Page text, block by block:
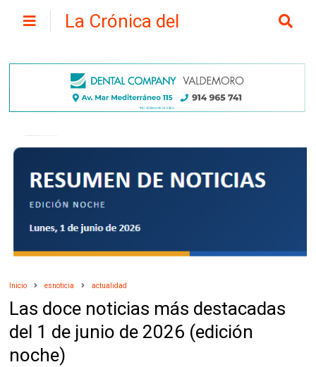
La Crónica del
Inicio esnoticia actualidad
Las doce noticias más destacadas
del 1 de junio de 2026 (edición
noche)